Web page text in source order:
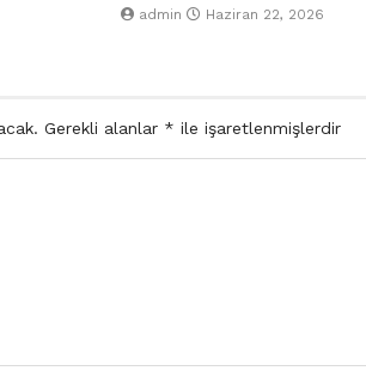
admin Haziran 22, 2026
Gerekli alanlar * ile işaretlenmişlerdir